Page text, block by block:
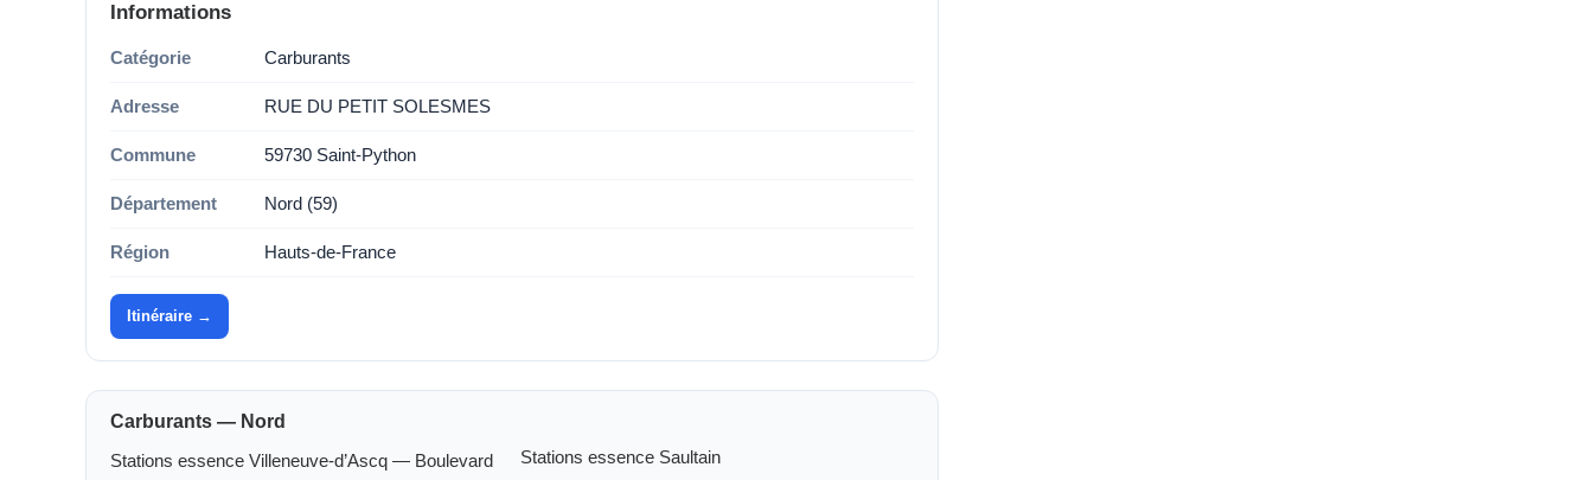
Informations
Catégorie Carburants
Adresse RUE DU PETIT SOLESMES
Commune 59730 Saint-Python
Département Nord (59)
Région Hauts-de-France
Itinéraire →
Carburants — Nord
Stations essence Villeneuve-d’Ascq — Boulevard
Stations essence Saultain